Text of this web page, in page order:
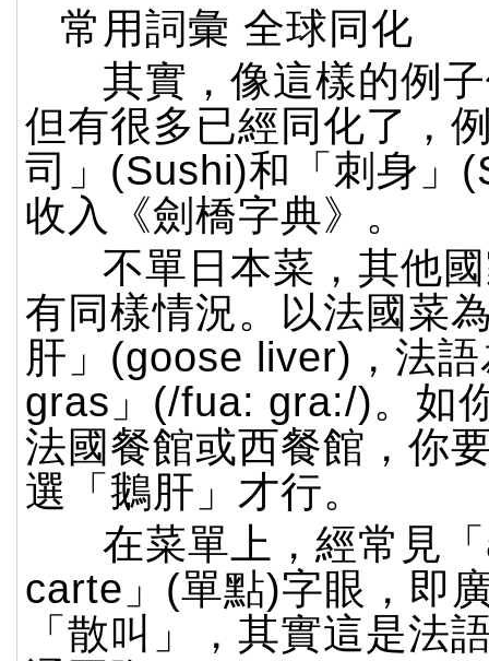
常用詞彙 全球同化
其實，像這樣的例
但有很多已經同化了，
司」(Sushi)和「刺身」
收入《劍橋字典》。
不單日本菜，其他
有同樣情況。以法國菜
肝」(goose liver)，法
gras」(/fua: gra:/)。如
法國餐館或西餐館，你
選「鵝肝」才行。
在菜單上，經常見
carte」(單點)字眼，即
「散叫」，其實這是法